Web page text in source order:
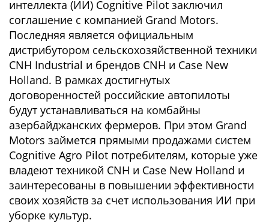
интеллекта (ИИ) Cognitive Pilot заключил
соглашение с компанией Grand Motors.
Последняя является официальным
дистрибутором сельскохозяйственной техники
CNH Industrial и брендов CNH и Case New
Holland. В рамках достигнутых
договоренностей российские автопилоты
будут устанавливаться на комбайны
азербайджанских фермеров. При этом Grand
Motors займется прямыми продажами систем
Cognitive Agro Pilot потребителям, которые уже
владеют техникой CNH и Case New Holland и
заинтересованы в повышении эффективности
своих хозяйств за счет использования ИИ при
уборке культур.